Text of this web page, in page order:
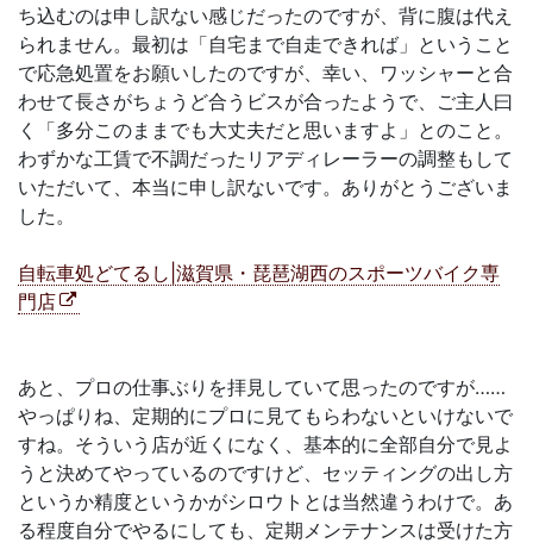
ち込むのは申し訳ない感じだったのですが、背に腹は代え
られません。最初は「自宅まで自走できれば」ということ
で応急処置をお願いしたのですが、幸い、ワッシャーと合
わせて長さがちょうど合うビスが合ったようで、ご主人曰
く「多分このままでも大丈夫だと思いますよ」とのこと。
わずかな工賃で不調だったリアディレーラーの調整もして
いただいて、本当に申し訳ないです。ありがとうございま
した。
自転車処どてるし|滋賀県・琵琶湖西のスポーツバイク専
門店
あと、プロの仕事ぶりを拝見していて思ったのですが……
やっぱりね、定期的にプロに見てもらわないといけないで
すね。そういう店が近くになく、基本的に全部自分で見よ
うと決めてやっているのですけど、セッティングの出し方
というか精度というかがシロウトとは当然違うわけで。あ
る程度自分でやるにしても、定期メンテナンスは受けた方